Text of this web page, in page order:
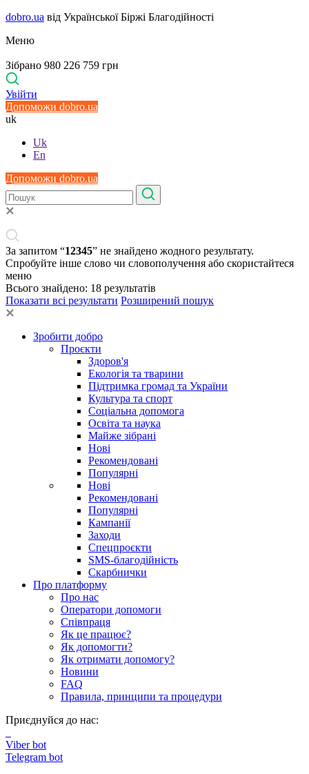
dobro.ua від Української Біржі Благодійності
Меню
Зібрано 980 226 759 грн
Увійти
Допоможи dobro.ua
uk
Uk
En
Допоможи dobro.ua
За запитом “12345” не знайдено жодного результату.
Спробуйте інше слово чи словополучення або скористайтеся
меню
Всього знайдено: 18 результатів
Показати всі результати Розширений пошук
Зробити добро
Проєкти
Здоров'я
Екологія та тварини
Підтримка громад та України
Культура та спорт
Соціальна допомога
Освіта та наука
Майже зібрані
Нові
Рекомендовані
Популярні
Нові
Рекомендовані
Популярні
Кампанії
Заходи
Спецпроєкти
SMS-благодійність
Скарбнички
Про платформу
Про нас
Оператори допомоги
Співпраця
Як це працює?
Як допомогти?
Як отримати допомогу?
Новини
FAQ
Правила, принципи та процедури
Приєднуйся до нас:
Viber bot
Telegram bot